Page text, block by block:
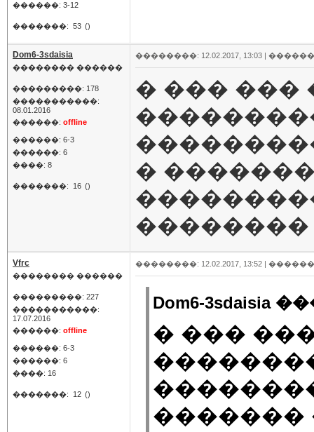
������: 3-12
�������: 53 ()
Dom6-3sdaisia
�������� ������
���������: 178
�����������:
08.01.2016
������: offline
������: 6-3
������: 6
����: 8
�������: 16 ()
��������: 12.02.2017, 13:03 |
� ��� ���
�
��������
Vfrc
�������� ������
���������: 227
�����������:
17.07.2016
������: offline
������: 6-3
������: 6
����: 16
�������: 12 ()
��������: 12.02.2017, 13:52 |
Dom6-3sdaisia
� ���
�������